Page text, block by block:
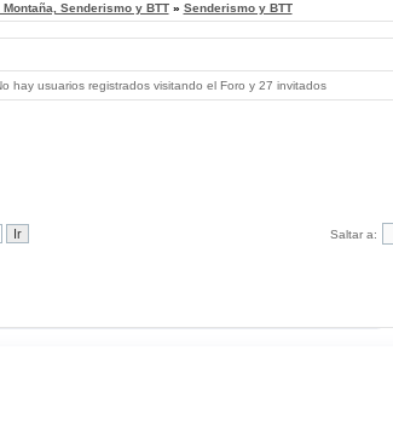
Senderismo y BTT» Senderismo y BTT
hay usuarios registrados visitando el Foro y 27 invitados
Saltar a: